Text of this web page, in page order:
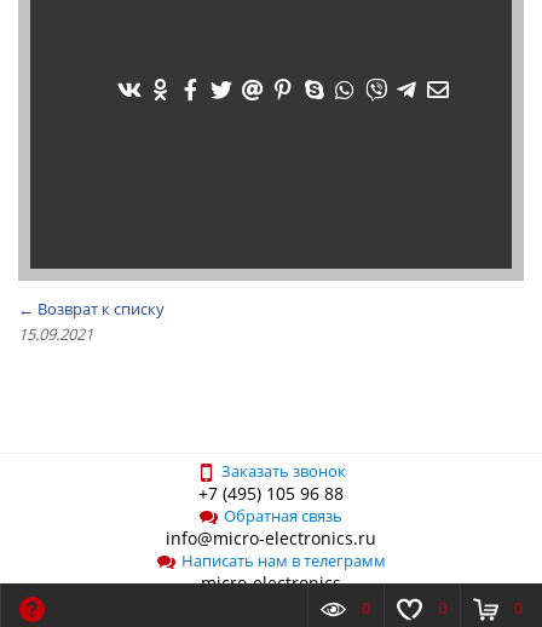
← Возврат к списку
15.09.2021
Заказать звонок
+7 (495) 105 96 88
Обратная связь
info@micro-electronics.ru
Написать нам в телеграмм
micro-electronics
0 0 0